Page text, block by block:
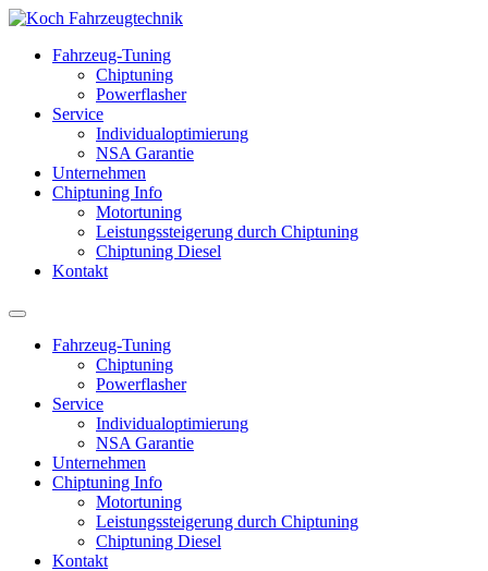
Fahrzeug-Tuning
Chiptuning
Powerflasher
Service
Individualoptimierung
NSA Garantie
Unternehmen
Chiptuning Info
Motortuning
Leistungssteigerung durch Chiptuning
Chiptuning Diesel
Kontakt
Fahrzeug-Tuning
Chiptuning
Powerflasher
Service
Individualoptimierung
NSA Garantie
Unternehmen
Chiptuning Info
Motortuning
Leistungssteigerung durch Chiptuning
Chiptuning Diesel
Kontakt